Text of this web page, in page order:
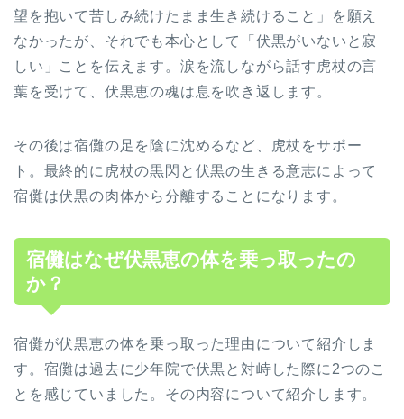
望を抱いて苦しみ続けたまま生き続けること」を願え
なかったが、それでも本心として「伏黒がいないと寂
しい」ことを伝えます。涙を流しながら話す虎杖の言
葉を受けて、伏黒恵の魂は息を吹き返します。
その後は宿儺の足を陰に沈めるなど、虎杖をサポー
ト。最終的に虎杖の黒閃と伏黒の生きる意志によって
宿儺は伏黒の肉体から分離することになります。
宿儺はなぜ伏黒恵の体を乗っ取ったの
か？
宿儺が伏黒恵の体を乗っ取った理由について紹介しま
す。宿儺は過去に少年院で伏黒と対峙した際に2つのこ
とを感じていました。その内容について紹介します。